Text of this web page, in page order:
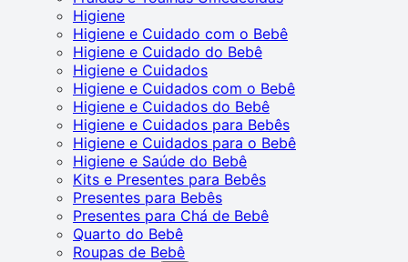
Higiene
Higiene e Cuidado com o Bebê
Higiene e Cuidado do Bebê
Higiene e Cuidados
Higiene e Cuidados com o Bebê
Higiene e Cuidados do Bebê
Higiene e Cuidados para Bebês
Higiene e Cuidados para o Bebê
Higiene e Saúde do Bebê
Kits e Presentes para Bebês
Presentes para Bebês
Presentes para Chá de Bebê
Quarto do Bebê
Roupas de Bebê